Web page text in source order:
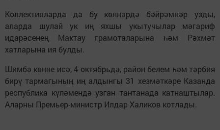
Коллективларда да бу көннәрдә бәйрәмнәр узды,
аларда шулай ук иң яхшы укытучылар мәгариф
идарәсенең Мактау грамоталарына һәм Рәхмәт
хатларына ия булды.
Шимбә көнне исә, 4 октябрьдә, район белем һәм тәрбия
бирү тармагының иң алдынгы 31 хезмәткәре Казанда
республика күләмендә узган тантанада катнаштылар.
Аларны Премьер-министр Илдар Халиков котлады.